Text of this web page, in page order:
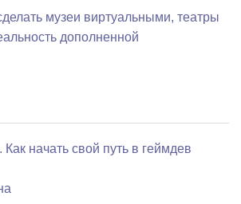
музеи виртуальными, театры
дополненной
начать свой путь в геймдев